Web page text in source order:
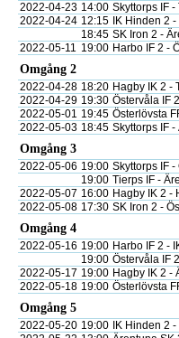
2022-04-23 14:00 Skyttorps IF -
2022-04-24 12:15 IK Hinden 2
18:45 SK Iron 2 -
2022-05-11 19:00 Harbo IF 2 -
Omgång 2
2022-04-28 18:20 Hagby IK 2 -
2022-04-29 19:30 Östervåla IF
2022-05-01 19:45 Österlövsta
2022-05-03 18:45 Skyttorps IF
Omgång 3
2022-05-06 19:00 Skyttorps IF -
19:00 Tierps IF -
2022-05-07 16:00 Hagby IK 2 -
2022-05-08 17:30 SK Iron 2 -
Omgång 4
2022-05-16 19:00 Harbo IF 2 -
19:00 Östervåla IF
2022-05-17 19:00 Hagby IK 2 -
2022-05-18 19:00 Österlövsta
Omgång 5
2022-05-20 19:00 IK Hinden 2